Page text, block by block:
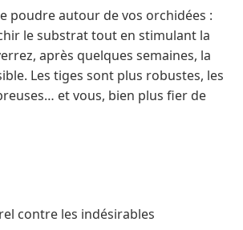
poudre autour de vos orchidées :
le substrat tout en stimulant la
après quelques semaines, la
Les tiges sont plus robustes, les
et vous, bien plus fier de
contre les indésirables